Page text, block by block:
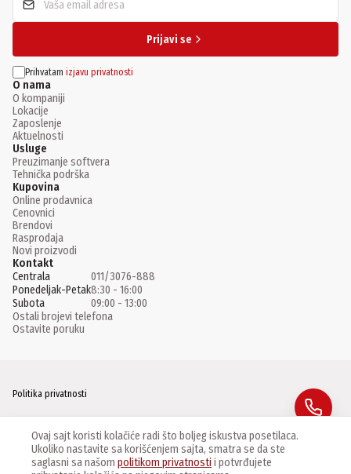
Prijavi se
Prihvatam izjavu privatnosti
O nama
O kompaniji
Lokacije
Zaposlenje
Aktuelnosti
Usluge
Preuzimanje softvera
Tehnička podrška
Kupovina
Online prodavnica
Cenovnici
Brendovi
Rasprodaja
Novi proizvodi
Kontakt
Centrala
011/3076-888
Ponedeljak-Petak8:30 - 16:00
Subota
09:00 - 13:00
Ostali brojevi telefona
Ostavite poruku
Politika privatnosti
Instagram
Ovaj sajt koristi kolačiće radi što boljeg iskustva posetilaca.
Ukoliko nastavite sa korišćenjem sajta, smatra se da ste
saglasni sa našom politikom privatnosti i potvrđujete